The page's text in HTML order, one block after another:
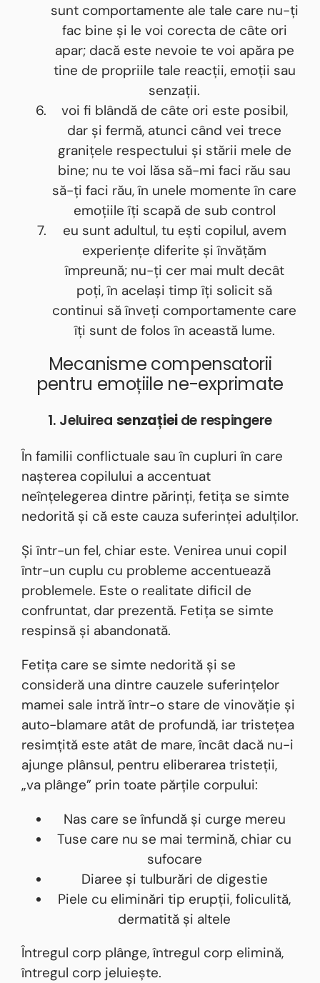
sunt comportamente ale tale care nu-ți
fac bine și le voi corecta de câte ori
apar; dacă este nevoie te voi apăra pe
tine de propriile tale reacții, emoții sau
senzații.
voi fi blândă de câte ori este posibil,
dar și fermă, atunci când vei trece
granițele respectului și stării mele de
bine; nu te voi lăsa să-mi faci rău sau
să-ți faci rău, în unele momente în care
emoțiile îți scapă de sub control
eu sunt adultul, tu ești copilul, avem
experiențe diferite și învățăm
împreună; nu-ți cer mai mult decât
poți, în același timp îți solicit să
continui să înveți comportamente care
îți sunt de folos în această lume.
Mecanisme compensatorii
pentru emoțiile ne-exprimate
1. Jeluirea senzațieide respingere
În familii conflictuale sau în cupluri în care
nașterea copilului a accentuat
neînțelegerea dintre părinți, fetița se simte
nedorită și că este cauza suferinței adulților.
Și într-un fel, chiar este. Venirea unui copil
într-un cuplu cu probleme accentuează
problemele. Este o realitate dificil de
confruntat, dar prezentă. Fetița se simte
respinsă și abandonată.
Fetița care se simte nedorită și se
consideră una dintre cauzele suferințelor
mamei sale intră într-o stare de vinovăție și
auto-blamare atât de profundă, iar tristețea
resimțită este atât de mare, încât dacă nu-i
ajunge plânsul, pentru eliberarea tristeții,
„va plânge” prin toate părțile corpului:
Nas care se înfundă și curge mereu
Tuse care nu se mai termină, chiar cu
sufocare
Diaree și tulburări de digestie
Piele cu eliminări tip erupții, foliculită,
dermatită și altele
Întregul corp plânge, întregul corp elimină,
întregul corp jeluiește.